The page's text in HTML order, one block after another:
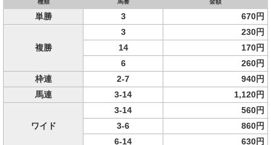
種類 馬番 金額
単勝 3 670円
複勝
3
230円
14
170円
6
260円
枠連
2-7
940円
馬連
3-14 1,120円
ワイド
3-14
560円
3-6
860円
6-14
630円